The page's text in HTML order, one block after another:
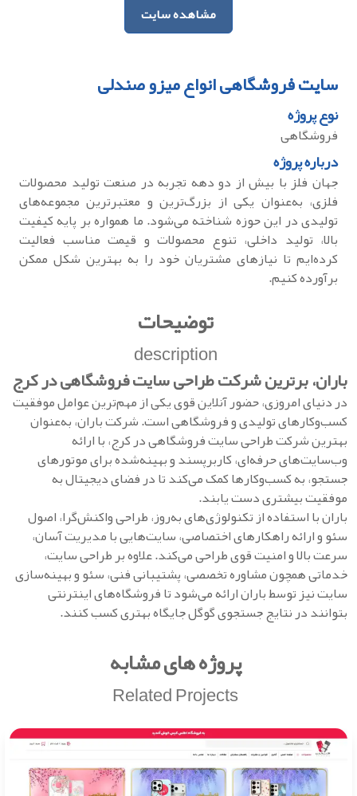
مشاهده سایت
سایت فروشگاهی انواع میزو صندلی
نوع پروژه
فروشگاهی
درباره پروژه
جهان فلز با بیش از دو دهه تجربه در صنعت تولید محصولات
فلزی، به‌عنوان یکی از بزرگ‌ترین و معتبرترین مجموعه‌های
تولیدی در این حوزه شناخته می‌شود. ما همواره بر پایه کیفیت
بالا، تولید داخلی، تنوع محصولات و قیمت مناسب فعالیت
کرده‌ایم تا نیازهای مشتریان خود را به بهترین شکل ممکن
برآورده کنیم.
توضیحات
description
باران، برترین شرکت طراحی سایت فروشگاهی در کرج
در دنیای امروزی، حضور آنلاین قوی یکی از مهم‌ترین عوامل موفقیت
کسب‌وکارهای تولیدی و فروشگاهی است. شرکت باران، به‌عنوان
بهترین شرکت طراحی سایت فروشگاهی در کرج، با ارائه
وب‌سایت‌های حرفه‌ای، کاربرپسند و بهینه‌شده برای موتورهای
جستجو، به کسب‌وکارها کمک می‌کند تا در فضای دیجیتال به
موفقیت بیشتری دست یابند.
باران با استفاده از تکنولوژی‌های به‌روز، طراحی واکنش‌گرا، اصول
سئو و ارائه راهکارهای اختصاصی، سایت‌هایی با مدیریت آسان،
سرعت بالا و امنیت قوی طراحی می‌کند. علاوه بر طراحی سایت،
خدماتی همچون مشاوره تخصصی، پشتیبانی فنی، سئو و بهینه‌سازی
سایت نیز توسط باران ارائه می‌شود تا فروشگاه‌های اینترنتی
بتوانند در نتایج جستجوی گوگل جایگاه بهتری کسب کنند.
پروژه های مشابه
Related Projects